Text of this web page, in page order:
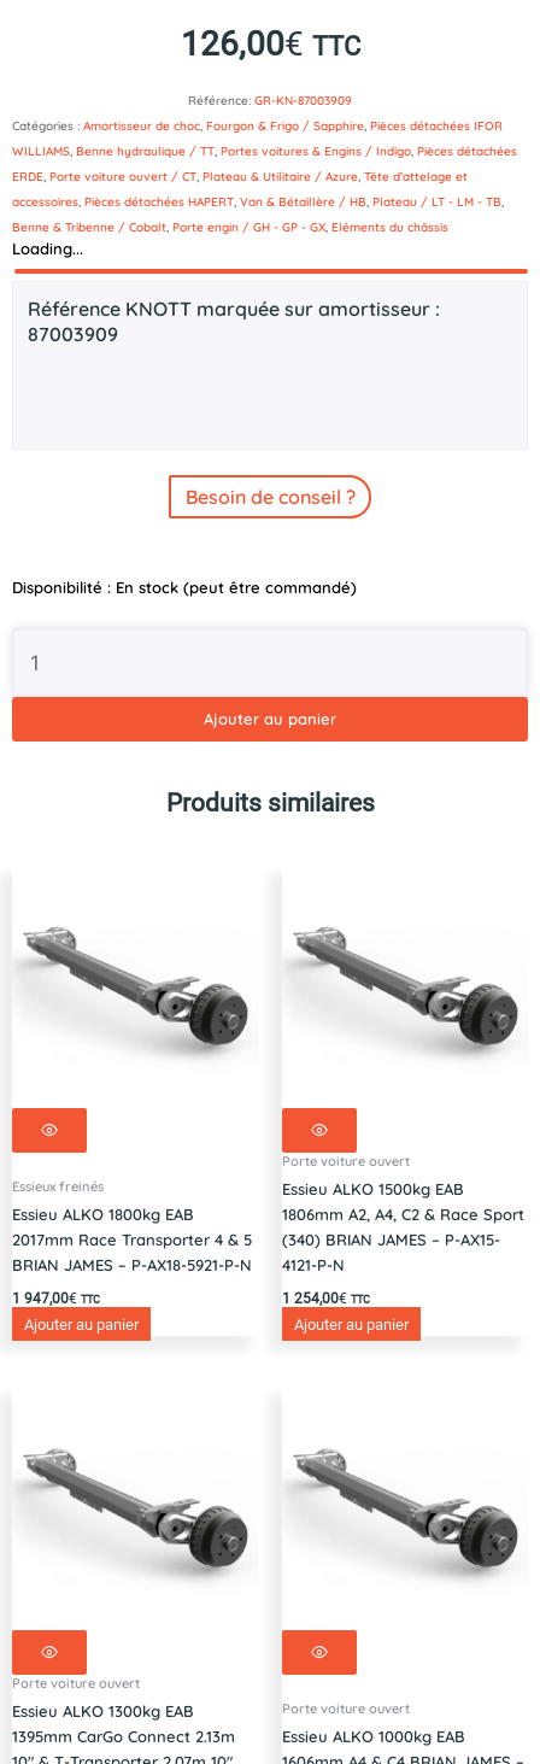
126,00€ TTC
Référence: GR-KN-87003909
Catégories : Amortisseur de choc, Fourgon & Frigo / Sapphire, Pièces détachées IFOR
WILLIAMS, Benne hydraulique / TT, Portes voitures & Engins / Indigo, Pièces détachées
ERDE, Porte voiture ouvert / CT, Plateau & Utilitaire / Azure, Tête d’attelage et
accessoires, Pièces détachées HAPERT, Van & Bétaillère / HB, Plateau / LT - LM - TB,
Benne & Tribenne / Cobalt, Porte engin / GH - GP - GX, Eléments du châssis
Loading...
Description
Référence KNOTT marquée sur amortisseur :
87003909
Besoin de conseil ?
Disponibilité : En stock (peut être commandé)
quantité
KF30
Ajouter au panier
Produits similaires
Essieux freinés
Essieu ALKO 1800kg EAB
2017mm Race Transporter 4 & 5
BRIAN JAMES – P-AX18-5921-P-N
1 947,00€ TTC
Ajouter au panier
Porte voiture ouvert
Essieu ALKO 1500kg EAB
1806mm A2, A4, C2 & Race Sport
(340) BRIAN JAMES – P-AX15-
4121-P-N
1 254,00€ TTC
Ajouter au panier
Porte voiture ouvert
Essieu ALKO 1300kg EAB
1395mm CarGo Connect 2.13m
Porte voiture ouvert
Essieu ALKO 1000kg EAB